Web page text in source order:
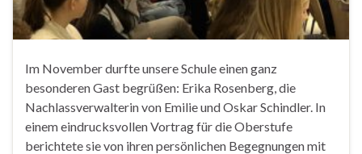
Im November durfte unsere Schule einen ganz
besonderen Gast begrüßen: Erika Rosenberg, die
Nachlassverwalterin von Emilie und Oskar Schindler. In
einem eindrucksvollen Vortrag für die Oberstufe
berichtete sie von ihren persönlichen Begegnungen mit